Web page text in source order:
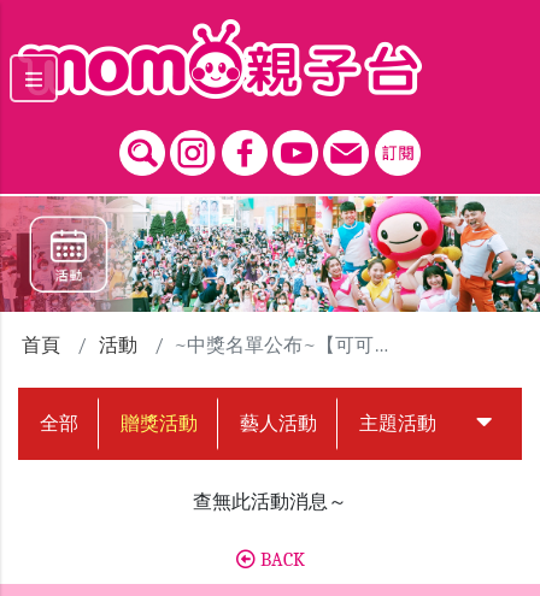
首頁 活動 ~中獎名單公布~【可可瓜瓜聚樂部】粉絲召募會贈獎活動
全部 贈獎活動 藝人活動 主題活動 中獎名
查無此活動消息～
BACK